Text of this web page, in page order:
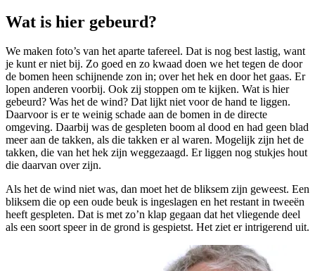
Wat is hier gebeurd?
We maken foto’s van het aparte tafereel. Dat is nog best lastig, want
je kunt er niet bij. Zo goed en zo kwaad doen we het tegen de door
de bomen heen schijnende zon in; over het hek en door het gaas. Er
lopen anderen voorbij. Ook zij stoppen om te kijken. Wat is hier
gebeurd? Was het de wind? Dat lijkt niet voor de hand te liggen.
Daarvoor is er te weinig schade aan de bomen in de directe
omgeving. Daarbij was de gespleten boom al dood en had geen blad
meer aan de takken, als die takken er al waren. Mogelijk zijn het de
takken, die van het hek zijn weggezaagd. Er liggen nog stukjes hout
die daarvan over zijn.
Als het de wind niet was, dan moet het de bliksem zijn geweest. Een
bliksem die op een oude beuk is ingeslagen en het restant in tweeën
heeft gespleten. Dat is met zo’n klap gegaan dat het vliegende deel
als een soort speer in de grond is gespietst. Het ziet er intrigerend uit.